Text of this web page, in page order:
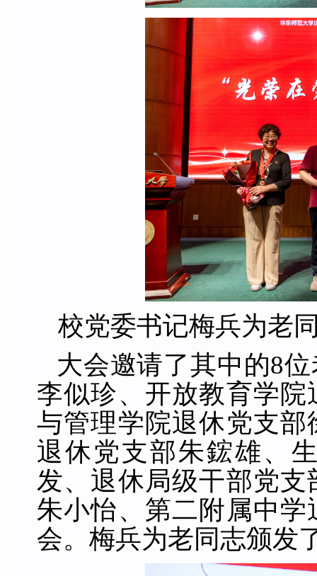
校党委书记梅兵为老
大会邀请了其中的8
李似珍、开放教育学
与管理学院退休党支
退休党支部朱鋐雄、
发、退休局级干部党
朱小怡、第二附属中
会。梅兵为老同志颁发